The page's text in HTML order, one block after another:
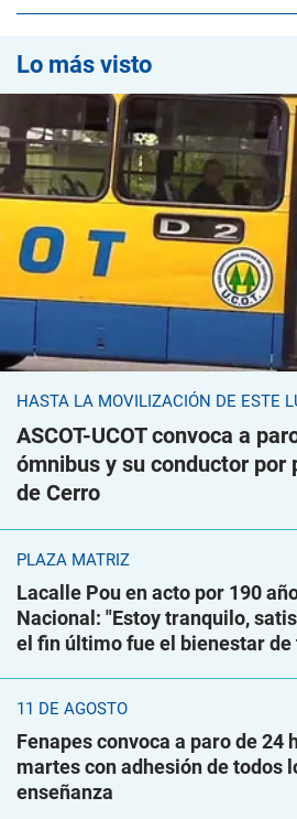
Lo más visto
HASTA LA MOVILIZACIÓN DE ESTE
ASCOT-UCOT convoca a
ómnibus y su conductor por
de Cerro
PLAZA MATRIZ
Lacalle Pou en acto por 190
Nacional: "Estoy tranquilo,
el fin último fue el bienestar de
11 DE AGOSTO
Fenapes convoca a paro de 24
martes con adhesión de todos
enseñanza